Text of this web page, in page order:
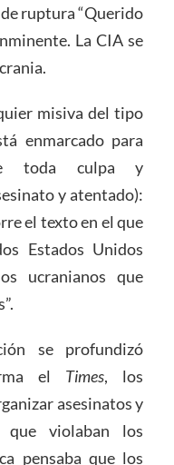
ruptura “Querido
La CIA se
misiva del tipo
enmarcado para
toda culpa y
y atentado):
el texto en el que
Estados Unidos
ucranianos que
se profundizó
el Times, los
asesinatos y
que violaban los
pensaba que los